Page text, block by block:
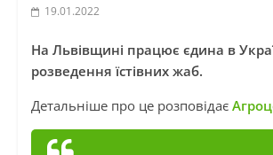
19.01.2022
На Львівщині працює єдина в
розведення їстівних жаб.
Детальніше про це розповідає